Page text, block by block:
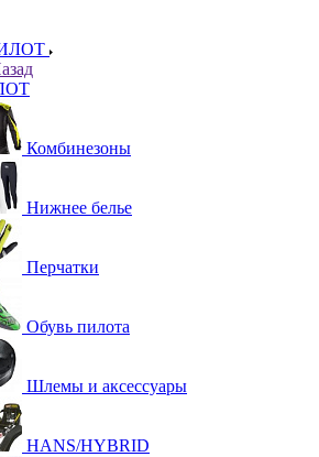
Комбинезоны
Нижнее белье
Перчатки
Обувь пилота
Шлемы и аксессуары
HANS/HYBRID